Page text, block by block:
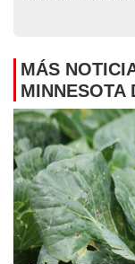
MÁS
MINNESOTA